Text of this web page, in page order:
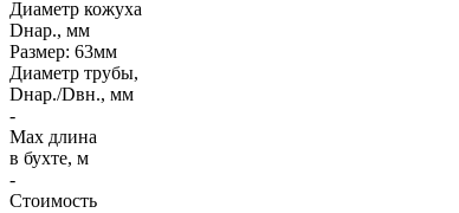
Диаметр кожуха
Dнар., мм
Размер: 63мм
Диаметр трубы,
Dнар./Dвн., мм
-
Max длина
в бухте, м
-
Стоимость